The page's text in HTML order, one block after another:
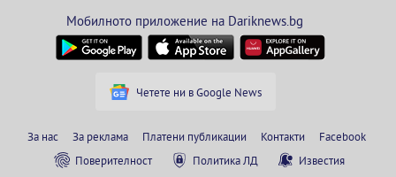
Мобилното приложение на Dariknews.bg
Четете ни в Google News
За нас За реклама Платени публикации Контакти
Facebook
Поверителност
Политика ЛД Известия